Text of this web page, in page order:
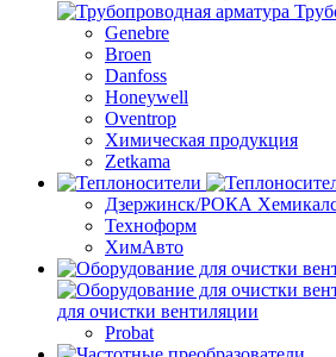
Genebre
Broen
Danfoss
Honeywell
Oventrop
Химическая продукция
Zetkama
Дзержинск/РОКА
Техноформ
ХимАвто
для очистки вентиляции
Probat